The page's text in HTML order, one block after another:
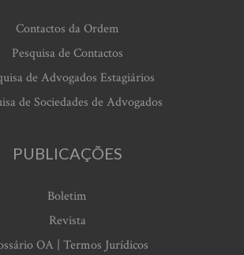
Contactos da Ordem
Pesquisa de Contactos
de Advogados Estagiários
de Sociedades de Advogados
PUBLICAÇÕES
Boletim
Revista
OA | Termos Jurídicos